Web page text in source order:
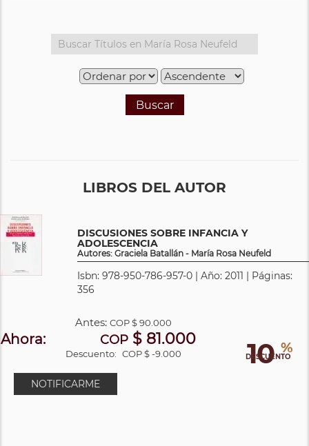
Buscar
LIBROS DEL AUTOR
DISCUSIONES SOBRE INFANCIA Y
ADOLESCENCIA
Autores: Graciela Batallán - María Rosa Neufeld
Isbn: 978-950-786-957-0 | Año: 2011 | Páginas:
356
10 %
DESCUENTO
Antes:COP$ 90.000
Ahora: COP$ 81.000
Descuento: COP $ -9.000
NOTIFICARME